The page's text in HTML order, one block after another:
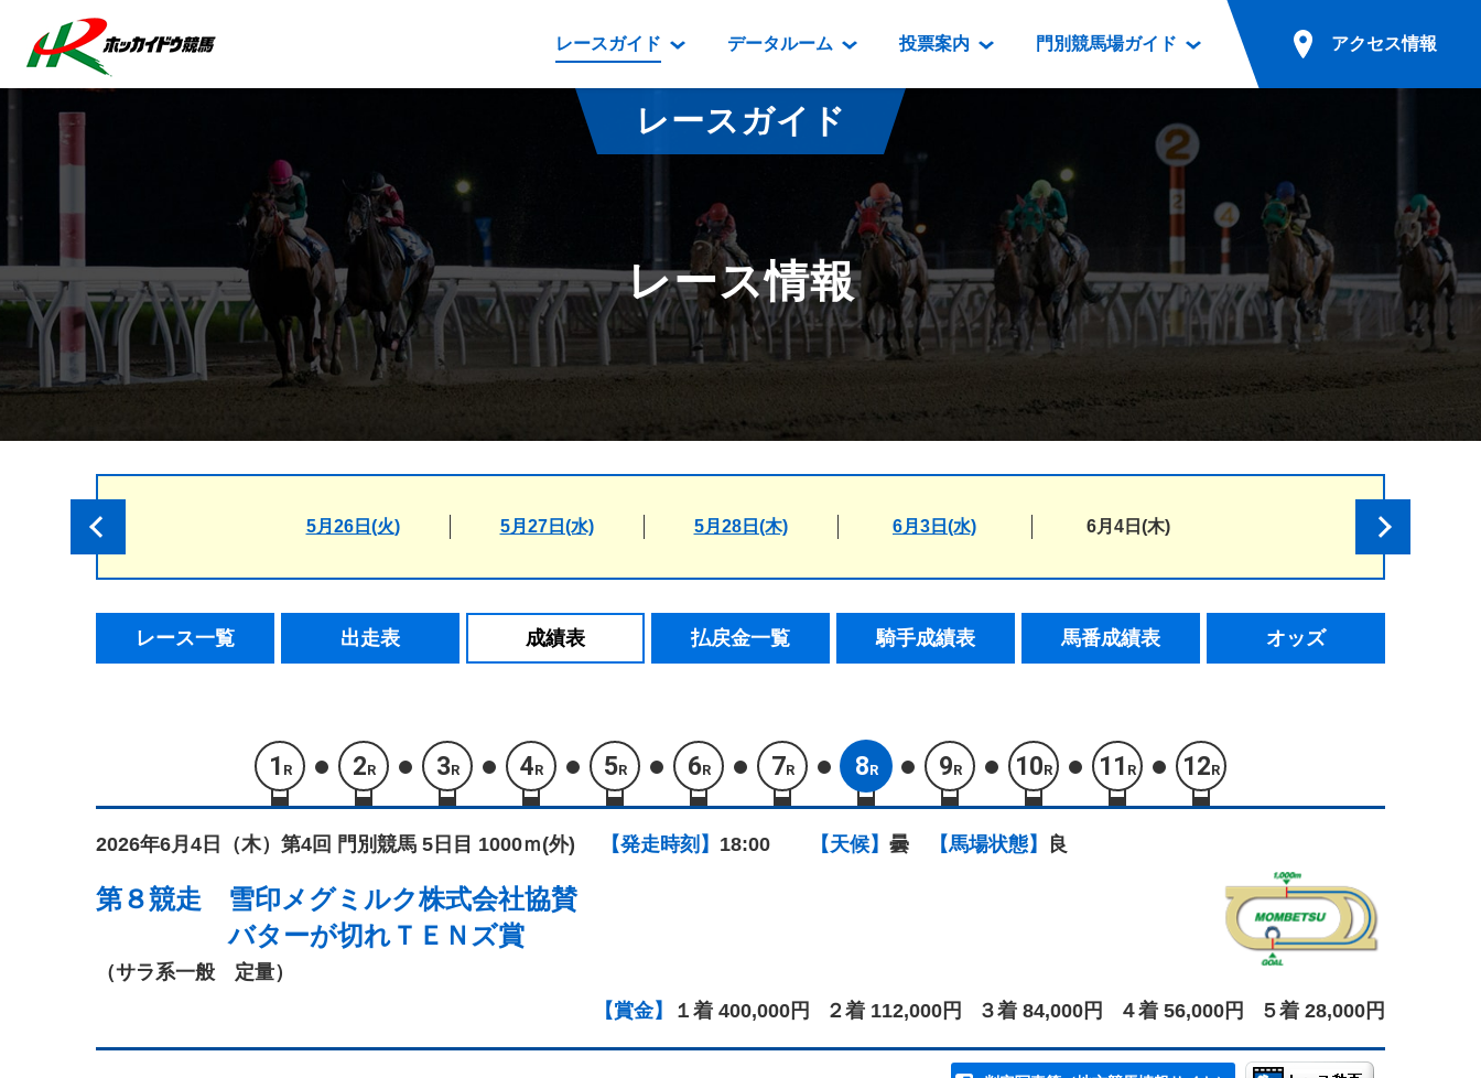
レースガイド
レース情報
払戻金一覧
騎手成績表
馬番成績表
オッズ
番組・級別表ダウンロード
開催カレンダー
重賞競走体系図
スタリオンシリーズ競走
道内の発売情報(PDF)
データルーム
データルーム
騎手・調教師紹介
坂路調教映像
遠征馬情報
番組編成要領
映像コンテンツ
重賞競走VTR
重賞競走参考VTR
レースダイジェスト
新馬ダイジェスト
投票案内
電話・インターネット投票
場外発売所
実況・テレホンサービス
発売・払戻
門別競馬場ガイド
門別競馬場情報
門別競馬場グルメ
とねっこジンギスカン
いずみ食堂
ルンビニフードカフェ
勝馬屋
アクセス情報
無料送迎バスでのご来場
公共の交通機関でのご来場
レースガイド
レース情報
5月26日(火) 5月27日(水) 5月28日(木) 6月3日(水) 6月4日(木)
レース一覧 出走表 成績表 払戻金一覧 騎手成績表 馬番成績表 オッズ
1 R 2R 3R 4R 5R 6R 7R 8R 9R 10R 11 R 12R
2026年6月4日（木） 第4回 門別競馬 5日目 1000ｍ(外) 【発走時刻】 18:00 【天候】 曇 【馬場状態】 良
第８競走 雪印メグミルク株式会社協賛
バターが切れＴＥＮズ賞
（サラ系一般 定量）
【賞金】
１着 400,000円 ２着 112,000円 ３着 84,000円 ４着 56,000円 ５着 28,000円